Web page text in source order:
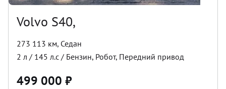
Volvo S40,
273 113 км, Седан
2 л / 145 л.с / Бензин, Робот, Передний привод
499 000 ₽